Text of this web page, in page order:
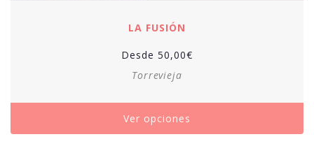
LA FUSIÓN
Desde 50,00€
Torrevieja
Ver opciones